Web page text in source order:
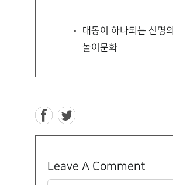
대동이 하나되는 신명의
놀이문화
Leave A Comment